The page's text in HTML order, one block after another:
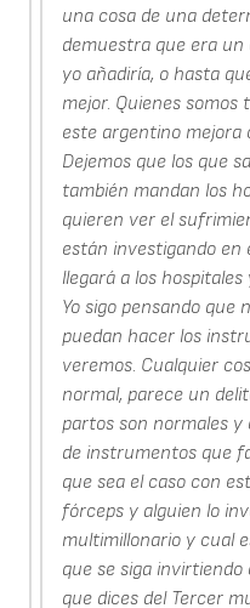
una cosa de una
demuestra que era un
yo añadiría, o hasta
mejor. Quienes
este argentino mejora
Dejemos que los que
también mandan los
quieren ver el
están investigando en
llegará a los
Yo sigo pensando que
puedan hacer los
veremos. Cualquier
normal, parece un
partos son normales y
de instrumentos que
que sea el caso con
fórceps y alguien lo
multimillonario y cual
que se siga
que dices del Tercer